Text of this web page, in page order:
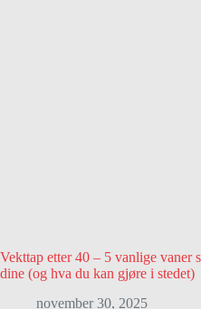
Vekttap etter 40 – 5 vanlige vaner
dine (og hva du kan gjøre i stedet)
november 30, 2025